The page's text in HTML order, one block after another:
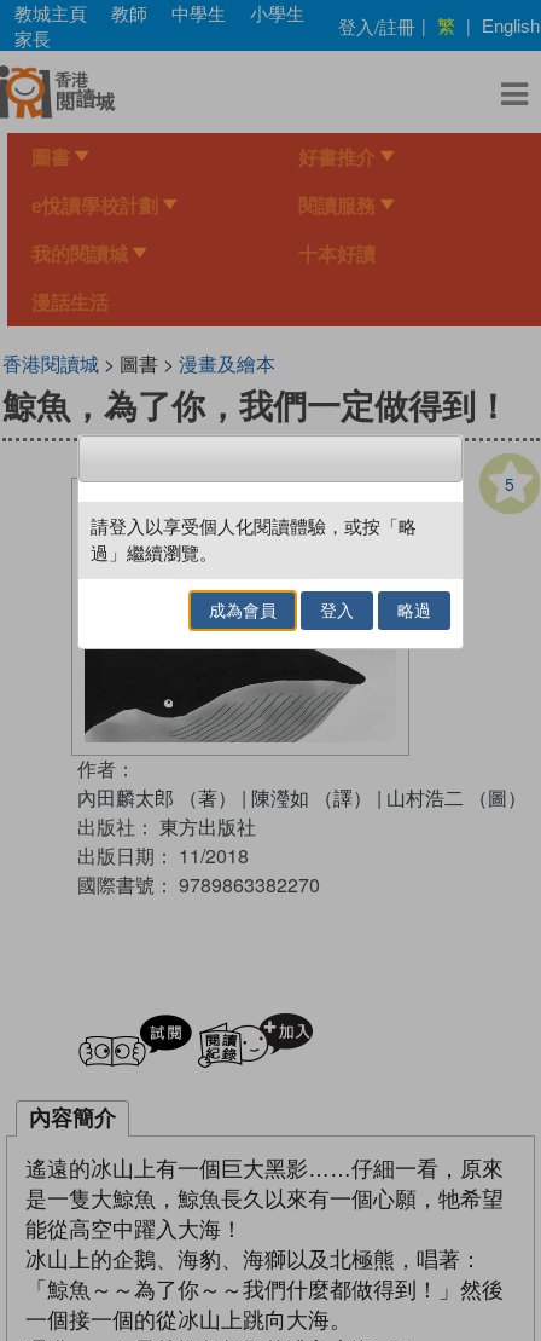
Skip
main
content
教城主頁 教師 中學生
小學生
家長
登入/註冊 | 繁 | English
圖書 好書推介
e悅讀學校計劃 閱讀服務
我的閱讀城 十本好讀
漫話生活
香港閱讀城> 圖書 > 漫畫及繪本
鯨魚，為了你，我們一定做得到！
5
作者：
內田麟太郎 （著）
| 陳瀅如 （譯） | 山村浩二 （圖）
出版社： 東方出版社
出版日期： 11/2018
國際書號： 9789863382270
試閲
內容簡介
遙遠的冰山上有一個巨大黑影……仔細一看，原來
是一隻大鯨魚，鯨魚長久以來有一個心願，牠希望
能從高空中躍入大海！
冰山上的企鵝、海豹、海獅以及北極熊，唱著：
「鯨魚～～為了你～～我們什麼都做得到！」然後
一個接一個的從冰山上跳向大海。
請登入以享受個人化閱讀體驗，或按「略
過」繼續瀏覽。
成為會員 登入 略過